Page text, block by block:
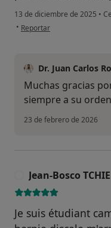
13 de diciembre de 2025 •
• en opinión del usuario Javier
Reportar
Dr. Juan Carlos
Muchas gracias
siempre a su
23 de febrero de 2026
Jean-Bosco
Je suis étudiant